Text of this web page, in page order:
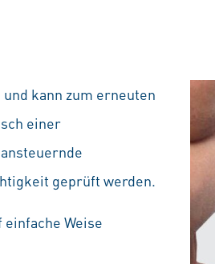
kann zum erneuten
einer
geprüft werden.
Weise